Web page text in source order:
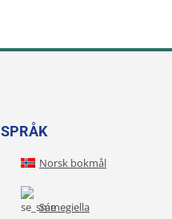
SPRÅK
Norsk bokmål
Sámegiella